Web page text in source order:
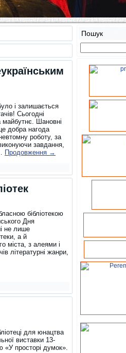
і залишається
Сьогодні
майбутнє. Шановні
добра нагода
роботу, за
завдання,
Продовження →
бібліотекою
Дня
не лише
а й
міста, з алеями і
літературні жанри,
для юнацтва
виставки 13-
«У просторі думок».
Пошук